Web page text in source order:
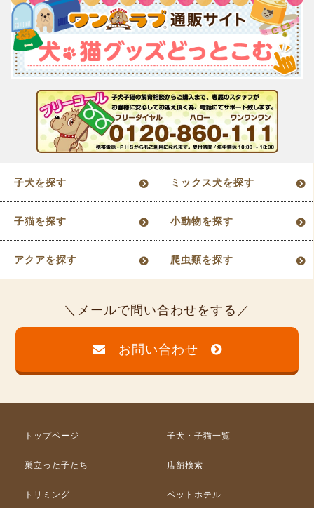
子犬を探す ミックス犬を探す
子猫を探す 小動物を探す
アクアを探す 爬虫類を探す
メールで問い合わせをする
お問い合わせ
トップページ 子犬・子猫一覧
巣立った子たち 店舗検索
トリミング ペットホテル